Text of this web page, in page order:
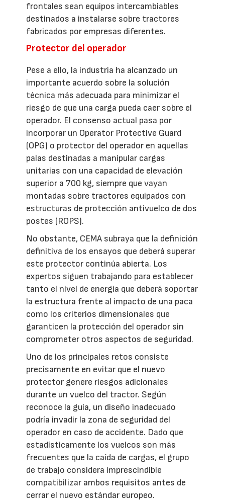
frontales sean equipos intercambiables
destinados a instalarse sobre tractores
fabricados por empresas diferentes.
Protector del operador
Pese a ello, la industria ha alcanzado un
importante acuerdo sobre la solución
técnica más adecuada para minimizar el
riesgo de que una carga pueda caer sobre el
operador. El consenso actual pasa por
incorporar un Operator Protective Guard
(OPG) o protector del operador en aquellas
palas destinadas a manipular cargas
unitarias con una capacidad de elevación
superior a 700 kg, siempre que vayan
montadas sobre tractores equipados con
estructuras de protección antivuelco de dos
postes (ROPS).
No obstante, CEMA subraya que la definición
definitiva de los ensayos que deberá superar
este protector continúa abierta. Los
expertos siguen trabajando para establecer
tanto el nivel de energía que deberá soportar
la estructura frente al impacto de una paca
como los criterios dimensionales que
garanticen la protección del operador sin
comprometer otros aspectos de seguridad.
Uno de los principales retos consiste
precisamente en evitar que el nuevo
protector genere riesgos adicionales
durante un vuelco del tractor. Según
reconoce la guía, un diseño inadecuado
podría invadir la zona de seguridad del
operador en caso de accidente. Dado que
estadísticamente los vuelcos son más
frecuentes que la caída de cargas, el grupo
de trabajo considera imprescindible
compatibilizar ambos requisitos antes de
cerrar el nuevo estándar europeo.